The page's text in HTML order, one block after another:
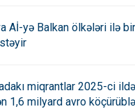
Aİ-yə Balkan ölkələri ilə
miqrantlar 2025-ci
1,6 milyard avro